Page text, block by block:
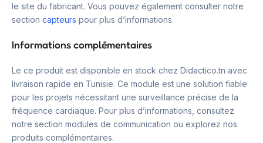
le site du fabricant. Vous pouvez également consulter notre
section capteurs pour plus d’informations.
Informations complémentaires
Le ce produit est disponible en stock chez Didactico.tn avec
livraison rapide en Tunisie. Ce module est une solution fiable
pour les projets nécessitant une surveillance précise de la
fréquence cardiaque. Pour plus d’informations, consultez
notre section modules de communication ou explorez nos
produits complémentaires.